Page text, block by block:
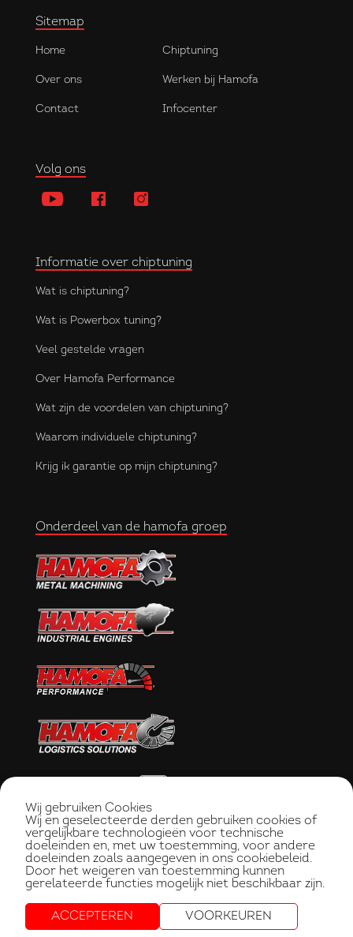
Wij gebruiken Cookies
Wij en geselecteerde derden gebruiken cookies of
vergelijkbare technologieën voor technische
doeleinden en, met uw toestemming, voor andere
doeleinden zoals aangegeven in ons cookiebeleid.
Door het weigeren van toestemming kunnen
gerelateerde functies mogelijk niet beschikbaar zijn.
ACCEPTEREN VOORKEUREN
Sitemap
Home Chiptuning
Over ons Werken bij Hamofa
Contact Infocenter
Volg ons
Informatie over chiptuning
Wat is chiptuning?
Wat is Powerbox tuning?
Veel gestelde vragen
Over Hamofa Performance
Wat zijn de voordelen van chiptuning?
Waarom individuele chiptuning?
Krijg ik garantie op mijn chiptuning?
Onderdeel van de hamofa groep